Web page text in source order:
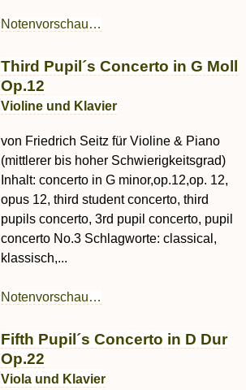
Notenvorschau…
Third Pupil´s Concerto in G Moll
Op.12
Violine und Klavier
von Friedrich Seitz für Violine & Piano
(mittlerer bis hoher Schwierigkeitsgrad)
Inhalt: concerto in G minor,op.12,op. 12,
opus 12, third student concerto, third
pupils concerto, 3rd pupil concerto, pupil
concerto No.3 Schlagworte: classical,
klassisch,...
Notenvorschau…
Fifth Pupil´s Concerto in D Dur
Op.22
Viola und Klavier